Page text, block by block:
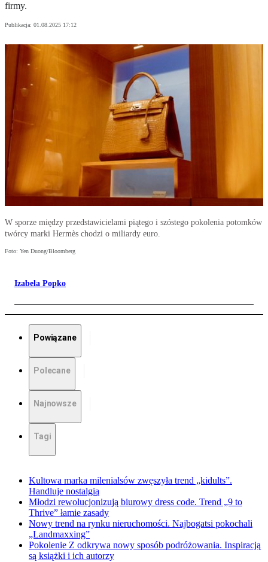
firmy.
Publikacja: 01.08.2025 17:12
W sporze między przedstawicielami piątego i szóstego pokolenia potomków
twórcy marki Hermès chodzi o miliardy euro.
Foto: Yen Duong/Bloomberg
Izabela Popko
Powiązane
Polecane
Najnowsze
Tagi
Kultowa marka milenialsów zwęszyła trend „kidults”.
Handluje nostalgią
Młodzi rewolucjonizują biurowy dress code. Trend „9 to
Thrive” łamie zasady
Nowy trend na rynku nieruchomości. Najbogatsi pokochali
„Landmaxxing”
Pokolenie Z odkrywa nowy sposób podróżowania. Inspiracją
są książki i ich autorzy